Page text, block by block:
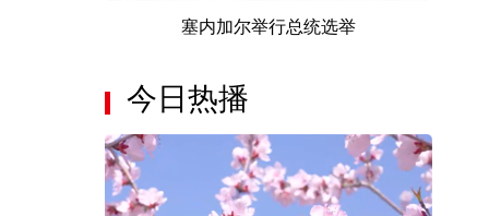
塞内加尔举行总统选举
今日热播